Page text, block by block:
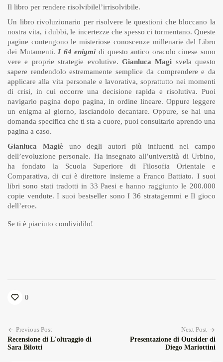
Il libro per rendere risolvibilel’irrisolvibile.
Un libro rivoluzionario per risolvere le questioni che bloccano la
nostra vita, i dubbi, le incertezze che spesso ci tormentano. Queste
pagine contengono le misteriose conoscenze millenarie del Libro
dei Mutamenti. I 64 enigmi di questo antico oracolo cinese sono
vere e proprie strategie evolutive. Gianluca Magi svela questo
sapere rendendolo estremamente semplice da comprendere e da
applicare alla vita personale e lavorativa, soprattutto nei momenti
di crisi, in cui occorre una decisione rapida e risolutiva. Puoi
navigarlo pagina dopo pagina, in ordine lineare. Oppure leggere
un enigma al giorno, lasciandolo decantare. Oppure, se hai una
domanda specifica che ti sta a cuore, puoi consultarlo aprendo una
pagina a caso.
Gianluca Magiè uno degli autori più influenti nel campo
dell’evoluzione personale. Ha insegnato all’università di Urbino,
ha fondato la Scuola Superiore di Filosofia Orientale e
Comparativa, di cui è direttore insieme a Franco Battiato. I suoi
libri sono stati tradotti in 33 Paesi e hanno raggiunto le 200.000
copie vendute. I suoi bestseller sono I 36 stratagemmi e Il gioco
dell’eroe.
Se ti è piaciuto condividilo!
0
Previous Post
Recensione di L'oltraggio di
Sara Bilotti
Next Post
Presentazione di Outsider di
Diego Mariottini